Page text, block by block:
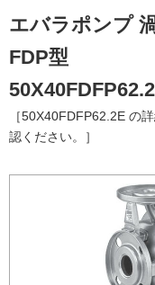
エバラポンプ
FDP型
［50X40FDFP62.2E の
認ください。］